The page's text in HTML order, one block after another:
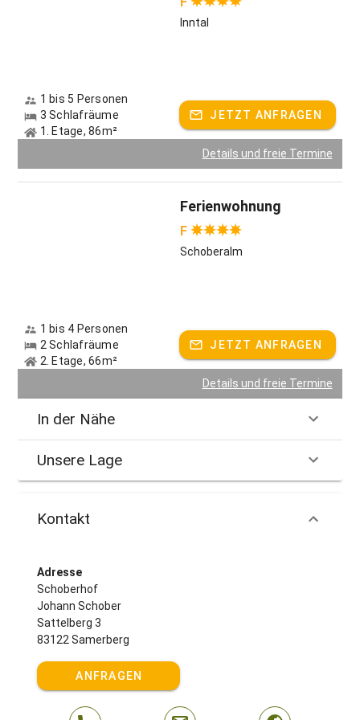
Inntal
1 bis 5 Personen
3 Schlafräume
1. Etage, 86m²
JETZT ANFRAGEN
Details und freie Termine
Ferienwohnung
F
Schoberalm
1 bis 4 Personen
2 Schlafräume
2. Etage, 66m²
JETZT ANFRAGEN
Details und freie Termine
In der Nähe
Unsere Lage
Kontakt
Adresse
Schoberhof
Johann Schober
Sattelberg 3
83122 Samerberg
ANFRAGEN